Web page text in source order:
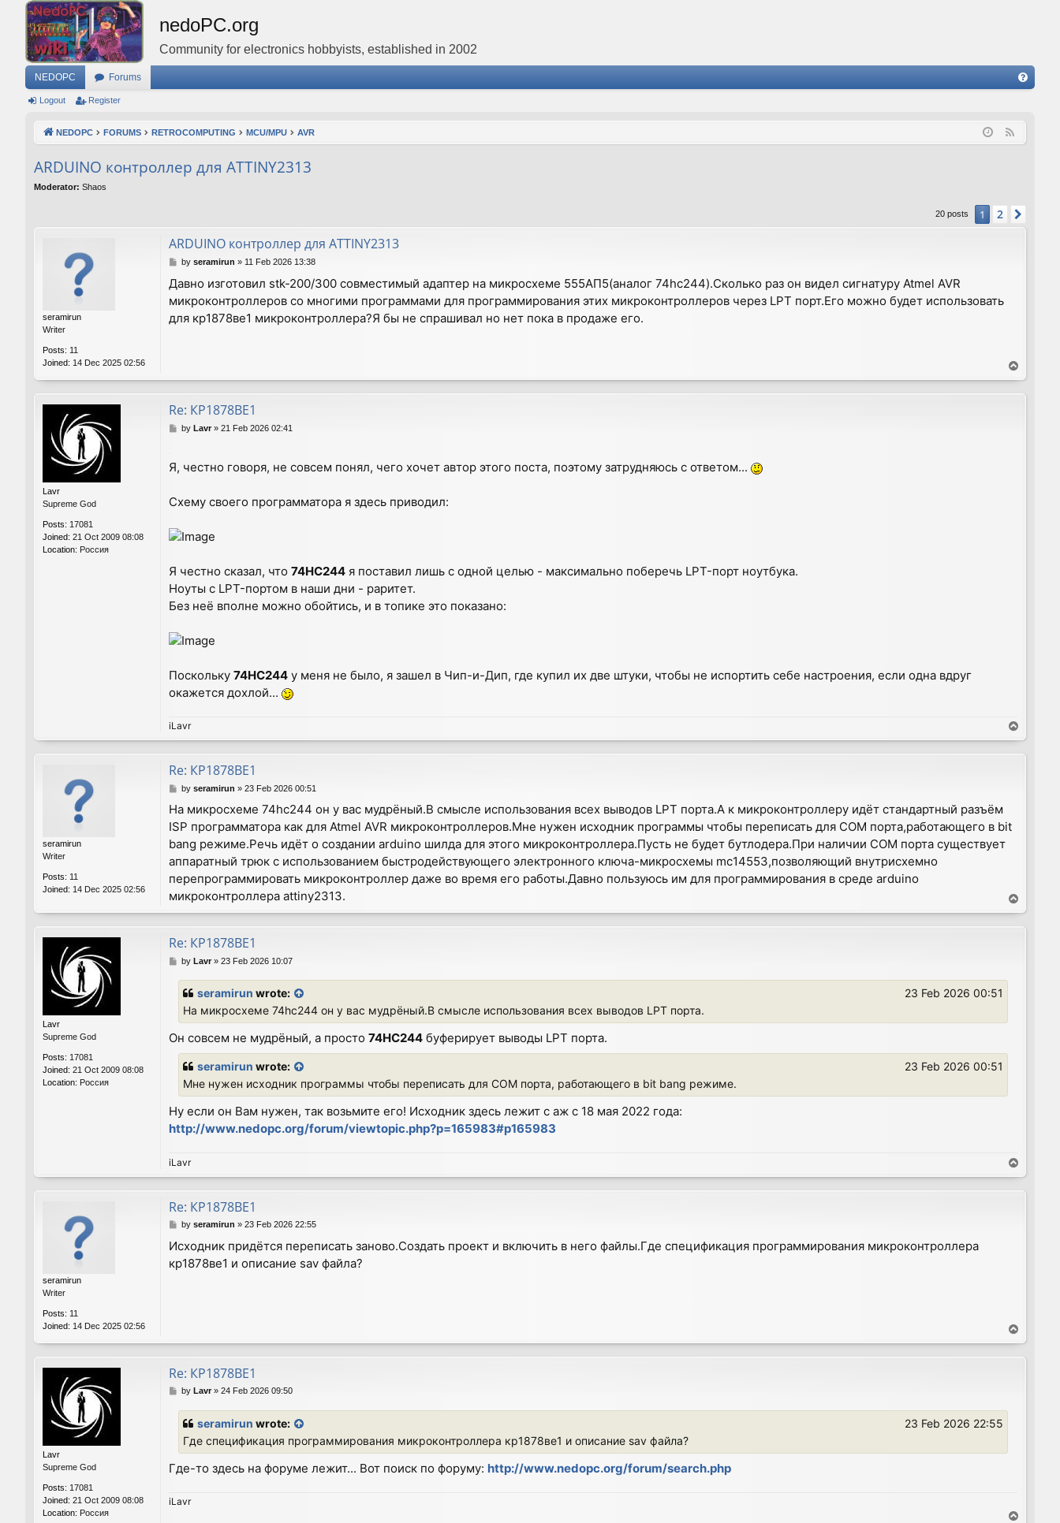
nedoPC.org
Community for electronics hobbyists, established in 2002
NEDOPC Forums
Q
Logout Register
NEDOPC FORUMS RETROCOMPUTING MCU/MPU AVR
ARDUINO контроллер для ATTINY2313
Moderator: Shaos
20 posts 1 2
seramirun
Writer
Posts: 11
Joined: 14 Dec 2025 02:56
ARDUINO контроллер для ATTINY2313
P
s
t
by seramirun » 11 Feb 2026 13:38
Давно изготовил stk-200/300 совместимый адаптер на микросхеме 555АП5(аналог 74hc244).Сколько раз он видел сигнатуру Atmel AVR
микроконтроллеров со многими программами для программирования этих микроконтроллеров через LPT порт.Его можно будет использовать
для кр1878ве1 микроконтроллера?Я бы не спрашивал но нет пока в продаже его.
o
p
Lavr
Supreme God
Posts: 17081
Joined: 21 Oct 2009 08:08
Location: Россия
Re: КР1878ВЕ1
Pby Lavr» 21 Feb 2026 02:41
Я, честно говоря, не совсем понял, чего хочет автор этого поста, поэтому затрудняюсь с ответом...
Схему своего программатора я здесь приводил:
Я честно сказал, что 74НС244 я поставил лишь с одной целью - максимально поберечь LPT-порт ноутбука.
Ноуты с LPT-портом в наши дни - раритет.
Без неё вполне можно обойтись, и в топике это показано:
Поскольку 74НС244 у меня не было, я зашел в Чип-и-Дип, где купил их две штуки, чтобы не испортить себе настроения, если одна вдруг
окажется дохлой...
iLavr
o
p
seramirun
Writer
Posts: 11
Joined: 14 Dec 2025 02:56
Re: КР1878ВЕ1
P
s
t
by seramirun » 23 Feb 2026 00:51
На микросхеме 74hc244 он у вас мудрёный.В смысле использования всех выводов LPT порта.А к микроконтроллеру идёт стандартный разъём
ISP программатора как для Atmel AVR микроконтроллеров.Мне нужен исходник программы чтобы переписать для COM порта,работающего в bit
bang режиме.Речь идёт о создании arduino шилда для этого микроконтроллера.Пусть не будет бутлодера.При наличии COM порта существует
аппаратный трюк с использованием быстродействующего электронного ключа-микросхемы mc14553,позволяющий внутрисхемно
перепрограммировать микроконтроллер даже во время его работы.Давно пользуюсь им для программирования в среде arduino
микроконтроллера attiny2313.
o
p
Lavr
Supreme God
Posts: 17081
Joined: 21 Oct 2009 08:08
Location: Россия
Re: КР1878ВЕ1
Pby Lavr» 23 Feb 2026 10:07
seramirun wrote:
23 Feb 2026 00:51
На микросхеме 74hc244 он у вас мудрёный.В смысле использования всех выводов LPT порта.
Он совсем не мудрёный, а просто 74HC244 буферирует выводы LPT порта.
seramirun wrote:
23 Feb 2026 00:51
Мне нужен исходник программы чтобы переписать для COM порта, работающего в bit bang режиме.
Ну если он Вам нужен, так возьмите его! Исходник здесь лежит с аж с 18 мая 2022 года:
http://www.nedopc.org/forum/viewtopic.php?p=165983#p165983
iLavr
o
p
seramirun
Writer
Posts: 11
Joined: 14 Dec 2025 02:56
Re: КР1878ВЕ1
P
s
t
by seramirun » 23 Feb 2026 22:55
Исходник придётся переписать заново.Создать проект и включить в него файлы.Где спецификация программирования микроконтроллера
кр1878ве1 и описание sav файла?
o
p
Lavr
Supreme God
Posts: 17081
Joined: 21 Oct 2009 08:08
Location: Россия
Re: КР1878ВЕ1
Pby Lavr» 24 Feb 2026 09:50
seramirun wrote:
23 Feb 2026 22:55
Где спецификация программирования микроконтроллера кр1878ве1 и описание sav файла?
Где-то здесь на форуме лежит... Вот поиск по форуму: http://www.nedopc.org/forum/search.php
iLavr